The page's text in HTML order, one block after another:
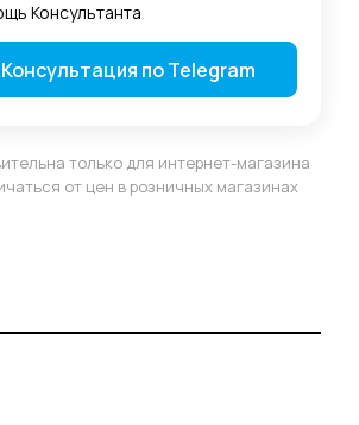
Консультанта
Консультация по Telegram
только для интернет-магазина
от цен в розничных магазинах